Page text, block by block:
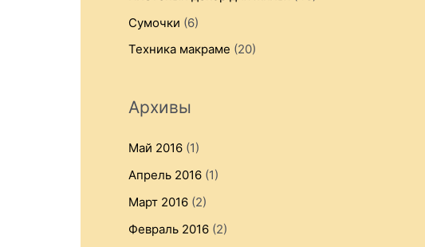
Сумочки (6)
Техника макраме (20)
Архивы
Май 2016 (1)
Апрель 2016 (1)
Март 2016 (2)
Февраль 2016 (2)